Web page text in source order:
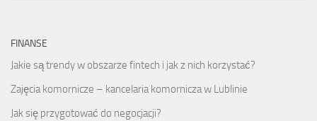
FINANSE
Jakie są trendy w obszarze fintech i jak z nich korzystać?
Zajęcia komornicze – kancelaria komornicza w Lublinie
Jak się przygotować do negocjacji?